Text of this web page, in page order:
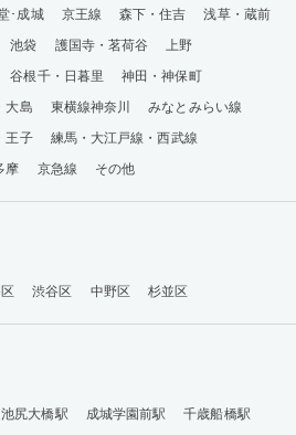
･成城 京王線 森下・住吉
浅草・蔵前
池袋 護国寺・茗荷谷
上野
谷根千・日暮里
神田・神保町
大島 東横線神奈川
みなとみらい線
王子
練馬・大江戸線・西武線
摩 京急線 その他
渋谷区 中野区 杉並区
池尻大橋駅 成城学園前駅
千歳船橋駅